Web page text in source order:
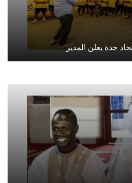
جدة يعلن المدير